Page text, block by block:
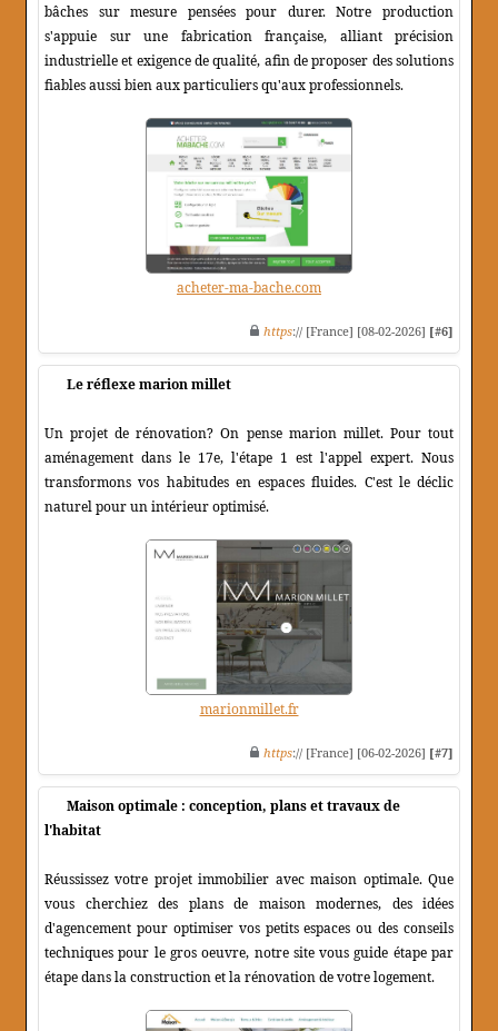
bâches sur mesure pensées pour durer. Notre production
s'appuie sur une fabrication française, alliant précision
industrielle et exigence de qualité, afin de proposer des solutions
fiables aussi bien aux particuliers qu'aux professionnels.
acheter-ma-bache.com
https:// [France] [08-02-2026] [#6]
Le réflexe marion millet
Un projet de rénovation? On pense marion millet. Pour tout
aménagement dans le 17e, l'étape 1 est l'appel expert. Nous
transformons vos habitudes en espaces fluides. C'est le déclic
naturel pour un intérieur optimisé.
marionmillet.fr
https:// [France] [06-02-2026] [#7]
Maison optimale : conception, plans et travaux de
l'habitat
Réussissez votre projet immobilier avec maison optimale. Que
vous cherchiez des plans de maison modernes, des idées
d'agencement pour optimiser vos petits espaces ou des conseils
techniques pour le gros oeuvre, notre site vous guide étape par
étape dans la construction et la rénovation de votre logement.